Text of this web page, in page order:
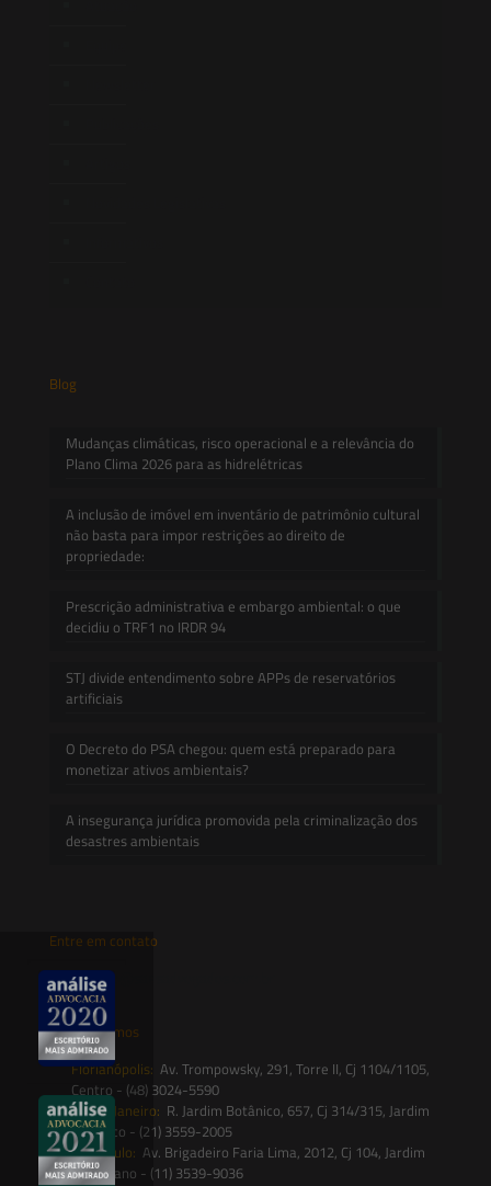
Blog
Mudanças climáticas, risco operacional e a relevância do
Plano Clima 2026 para as hidrelétricas
A inclusão de imóvel em inventário de patrimônio cultural
não basta para impor restrições ao direito de
propriedade:
Prescrição administrativa e embargo ambiental: o que
decidiu o TRF1 no IRDR 94
STJ divide entendimento sobre APPs de reservatórios
artificiais
O Decreto do PSA chegou: quem está preparado para
monetizar ativos ambientais?
A insegurança jurídica promovida pela criminalização dos
desastres ambientais
Entre em contato
contato@saesadvogados.com.br
Onde estamos
Florianópolis: Av. Trompowsky, 291, Torre II, Cj 1104/1105,
Centro - (48) 3024-5590
Rio de Janeiro: R. Jardim Botânico, 657, Cj 314/315, Jardim
Botânico - (21) 3559-2005
São Paulo: Av. Brigadeiro Faria Lima, 2012, Cj 104, Jardim
Paulistano - (11) 3539-9036